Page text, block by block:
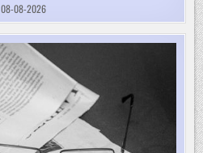
08-08-2026